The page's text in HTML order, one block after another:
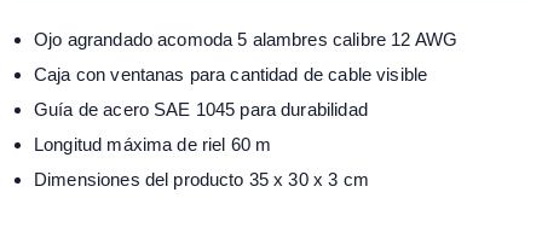
Ojo agrandado acomoda 5 alambres calibre 12 AWG
Caja con ventanas para cantidad de cable visible
Guía de acero SAE 1045 para durabilidad
Longitud máxima de riel 60 m
Dimensiones del producto 35 x 30 x 3 cm